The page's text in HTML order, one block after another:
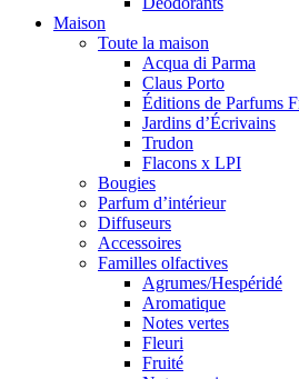
Maison
Toute la maison
Acqua di Parma
Claus Porto
Éditions de Parfums
Jardins d’Écrivains
Trudon
Flacons x LPI
Bougies
Parfum d’intérieur
Diffuseurs
Accessoires
Familles olfactives
Agrumes/Hespéridé
Aromatique
Notes vertes
Fleuri
Fruité